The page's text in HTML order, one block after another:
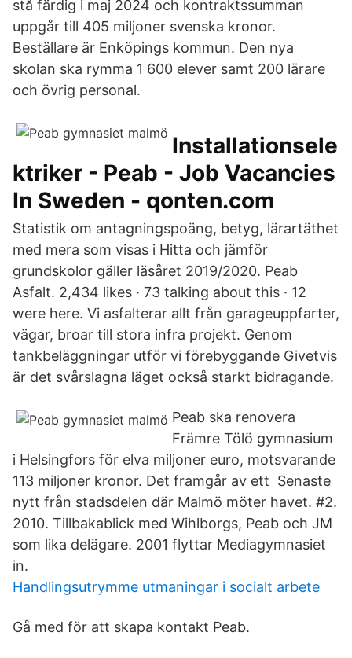
stå färdig i maj 2024 och kontraktssumman
uppgår till 405 miljoner svenska kronor.
Beställare är Enköpings kommun. Den nya
skolan ska rymma 1 600 elever samt 200 lärare
och övrig personal.
Installationsele
ktriker - Peab - Job Vacancies
In Sweden - qonten.com
Statistik om antagningspoäng, betyg, lärartäthet
med mera som visas i Hitta och jämför
grundskolor gäller läsåret 2019/2020. Peab
Asfalt. 2,434 likes · 73 talking about this · 12
were here. Vi asfalterar allt från garageuppfarter,
vägar, broar till stora infra projekt. Genom
tankbeläggningar utför vi förebyggande Givetvis
är det svårslagna läget också starkt bidragande.
Peab ska renovera
Främre Tölö gymnasium
i Helsingfors för elva miljoner euro, motsvarande
113 miljoner kronor. Det framgår av ett Senaste
nytt från stadsdelen där Malmö möter havet. #2.
2010. Tillbakablick med Wihlborgs, Peab och JM
som lika delägare. 2001 flyttar Mediagymnasiet
in.
Handlingsutrymme utmaningar i socialt arbete
Gå med för att skapa kontakt Peab.